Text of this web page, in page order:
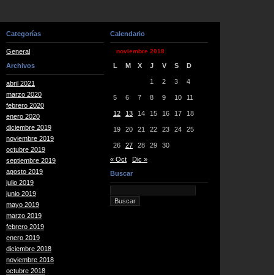
Categorías
General
Archivos
abril 2021
marzo 2020
febrero 2020
enero 2020
diciembre 2019
noviembre 2019
octubre 2019
septiembre 2019
agosto 2019
julio 2019
junio 2019
mayo 2019
marzo 2019
febrero 2019
enero 2019
diciembre 2018
noviembre 2018
octubre 2018
Calendario
noviembre 2018
L M X J V S D
1 2 3 4
5 6 7 8 9 10 11
12 13 14 15 16 17 18
19 20 21 22 23 24 25
26 27 28 29
30
« Oct
Dic »
Buscar